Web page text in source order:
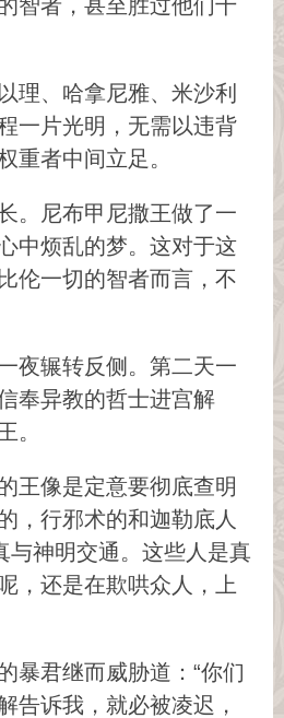
智者，甚至胜过他们十
理、哈拿尼雅、米沙利
一片光明，无需以违背
重者中间立足。
。尼布甲尼撒王做了一
中烦乱的梦。这对于这
伦一切的智者而言，不
夜辗转反侧。第二天一
奉异教的哲士进宫解
。
王像是定意要彻底查明
，行邪术的和迦勒底人
与神明交通。这些人是真
，还是在欺哄众人，上
暴君继而威胁道：“你们
告诉我，就必被凌迟，